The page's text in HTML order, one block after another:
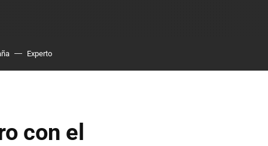
Experto
con el